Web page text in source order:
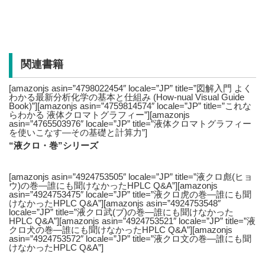
関連書籍
[amazonjs asin=”4798022454″ locale=”JP” title=”図解入門 よく
わかる最新分析化学の基本と仕組み (How‐nual Visual Guide
Book)”][amazonjs asin=”4759814574″ locale=”JP” title=”これな
らわかる 液体クロマトグラフィー”][amazonjs
asin=”4765503976″ locale=”JP” title=”液体クロマトグラフィー
を使いこなす―その基礎と計算力”]
“液クロ・巻”シリーズ
[amazonjs asin=”4924753505″ locale=”JP” title=”液クロ彪(ヒョ
ウ)の巻―誰にも聞けなかったHPLC Q&A”][amazonjs
asin=”4924753475″ locale=”JP” title=”液クロ虎の巻―誰にも聞
けなかったHPLC Q&A”][amazonjs asin=”4924753548″
locale=”JP” title=”液クロ武(ブ)の巻―誰にも聞けなかった
HPLC Q&A”][amazonjs asin=”4924753521″ locale=”JP” title=”液
クロ犬の巻―誰にも聞けなかったHPLC Q&A”][amazonjs
asin=”4924753572″ locale=”JP” title=”液クロ文の巻―誰にも聞
けなかったHPLC Q&A”]